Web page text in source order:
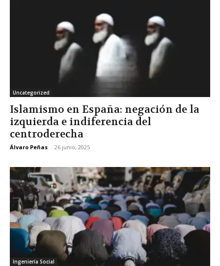
Uncategorized
Islamismo en España: negación de la
izquierda e indiferencia del
centroderecha
Álvaro Peñas - 26 junio, 2025
Ingeniería Social